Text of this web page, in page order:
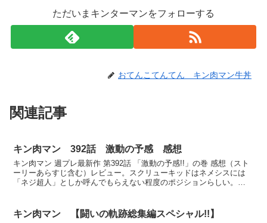
ただいまキンターマンをフォローする
おてんこてんてん キン肉マン牛丼
関連記事
キン肉マン 392話 激動の予感 感想
キン肉マン 週プレ最新作 第392話 「激動の予感!!」の巻 感想（スト
ーリーあらすじ含む）レビュー。スクリューキッドはネメシスには
「ネジ超人」としか呼んでもらえない程度のポジションらしい。
キン肉マン 【闘いの軌跡総集編スペシャル!!】